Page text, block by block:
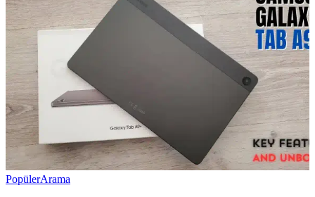
PopülerArama